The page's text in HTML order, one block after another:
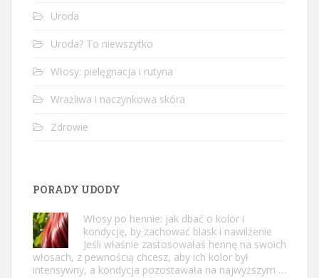
Uroda
Uroda? To niewszytko
Włosy: pielęgnacja i rutyna
Wrażliwa i naczynkowa skóra
Zdrowie
PORADY UDODY
Włosy po hennie: jak dbać o kolor i
kondycję, by zachować blask i nawilżenie
Jeśli właśnie zastosowałaś hennę na swoich
włosach, z pewnością chcesz, aby ich kolor był
intensywny, a kondycja pozostawała na najwyższym …